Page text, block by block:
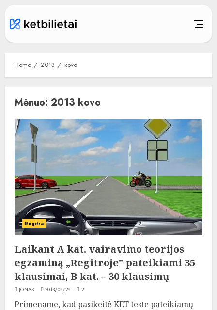
content
Home 2013 kovo
Mėnuo: 2013 kovo
Regitra
Laikant A kat. vairavimo teorijos
egzaminą „Regitroje” pateikiami 35
klausimai, B kat. – 30 klausimų
JONAS 2013/03/29 2
Primename, kad pasikeitė KET teste pateikiamų